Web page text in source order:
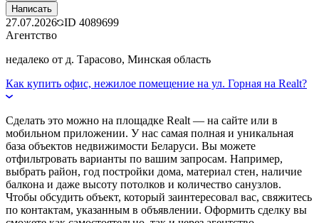
Написать
27.07.2026 ID 4089699
Агентство
недалеко от д. Тарасово, Минская область
Как купить офис, нежилое помещение на ул. Горная на Realt?
Сделать это можно на площадке Realt — на сайте или в
мобильном приложении. У нас самая полная и уникальная
база объектов недвижимости Беларуси. Вы можете
отфильтровать варианты по вашим запросам. Например,
выбрать район, год постройки дома, материал стен, наличие
балкона и даже высоту потолков и количество санузлов.
Чтобы обсудить объект, который заинтересовал вас, свяжитесь
по контактам, указанным в объявлении. Оформить сделку вы